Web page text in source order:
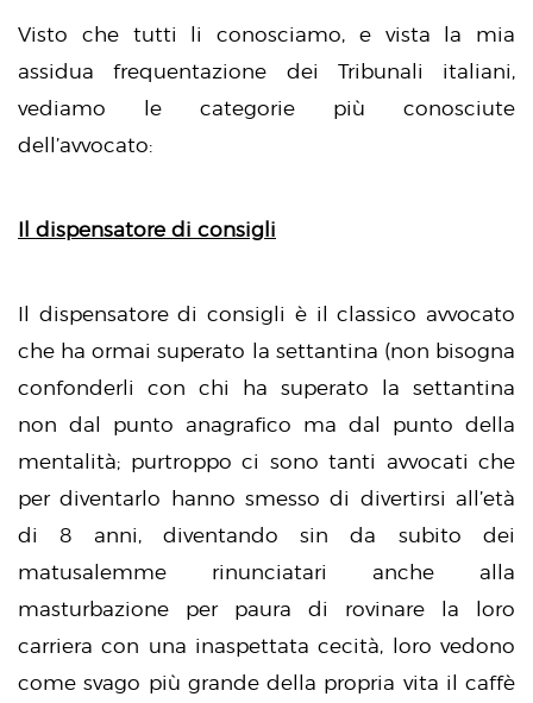
Visto che tutti li conosciamo, e vista la mia
assidua frequentazione dei Tribunali italiani,
vediamo le categorie più conosciute
dell’avvocato:
Il dispensatore di consigli
Il dispensatore di consigli è il classico avvocato
che ha ormai superato la settantina (non bisogna
confonderli con chi ha superato la settantina
non dal punto anagrafico ma dal punto della
mentalità; purtroppo ci sono tanti avvocati che
per diventarlo hanno smesso di divertirsi all’età
di 8 anni, diventando sin da subito dei
matusalemme rinunciatari anche alla
masturbazione per paura di rovinare la loro
carriera con una inaspettata cecità, loro vedono
come svago più grande della propria vita il caffè